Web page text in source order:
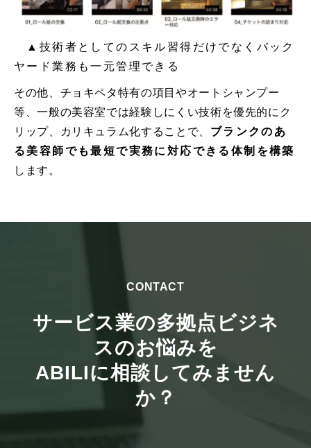
▲技術者としてのスキル習得だけでなくバック
ヤード業務も一元管理できる
その他、チョキペタ特有の項目やオートシャンプー
等、一般の美容室では経験しにくい技術を優先的にク
リップ、カリキュラム化することで、 ブランクのあ
る美容師でも最短で実務に対応できる体制を構築
します。
CONTACT
サービス業の多拠点ビジネ
スのお悩みを
ABILIに相談してみません
か？